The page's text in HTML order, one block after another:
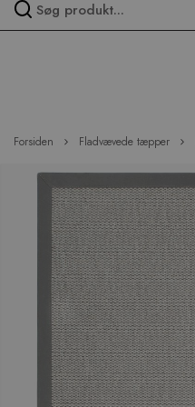
Forsiden Fladvævede tæpper
Hop
slutningen
billedgalleriet